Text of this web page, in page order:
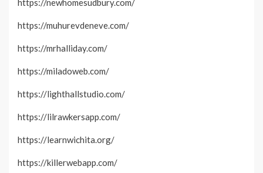
https://newhomesudbury.com/
https://muhurevdeneve.com/
https://mrhalliday.com/
https://miladoweb.com/
https://lighthallstudio.com/
https://lilrawkersapp.com/
https://learnwichita.org/
https://killerwebapp.com/